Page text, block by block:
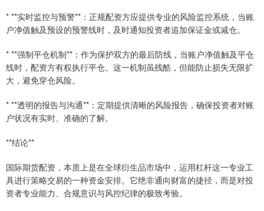
* **实时监控与预警**：正规配资方应提供专业的风险监控系统，当账
户净值触及预设的预警线时，及时通知投资者追加保证金或减仓。
* **强制平仓机制**：作为保护双方的最后防线，当账户净值触及平仓
线时，配资方有权执行平仓。这一机制虽残酷，但能防止损失无限扩
大，避免穿仓风险。
* **透明的报告与沟通**：定期提供清晰的风险报告，确保投资者对账
户状况有实时、准确的了解。
**结论**
国际期货配资，本质上是在全球衍生品市场中，运用杠杆这一专业工
具进行策略交易的一种资金安排。它绝非通向财富的捷径，而是对投
资者专业能力、合规意识与风控纪律的极致考验。